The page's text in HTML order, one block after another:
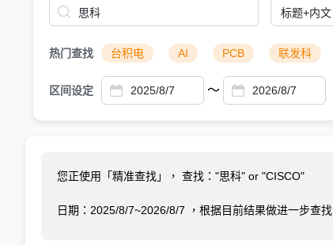
热门查找 台积电 AI PCB 联发科
区间设定 ～
您正使用「精准查找」， 查找："思科" or "CISCO"
日期： 2025/8/7~2026/8/7 ，根据目前结果做进一步查找